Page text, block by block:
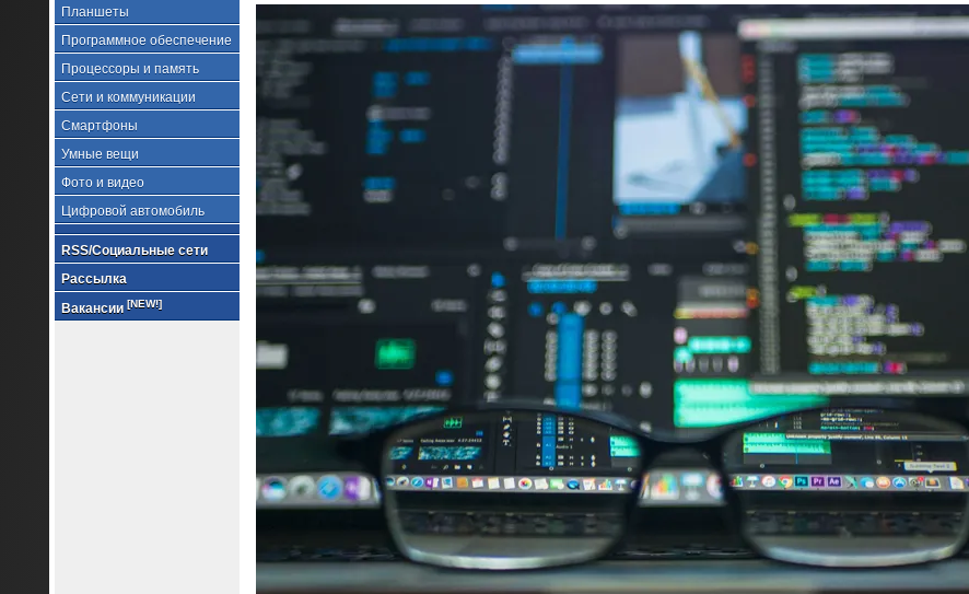
Планшеты
Программное обеспечение
Процессоры и память
Сети и коммуникации
Смартфоны
Умные вещи
Фото и видео
Цифровой автомобиль
RSS/Социальные сети
Рассылка
Вакансии [NEW!]